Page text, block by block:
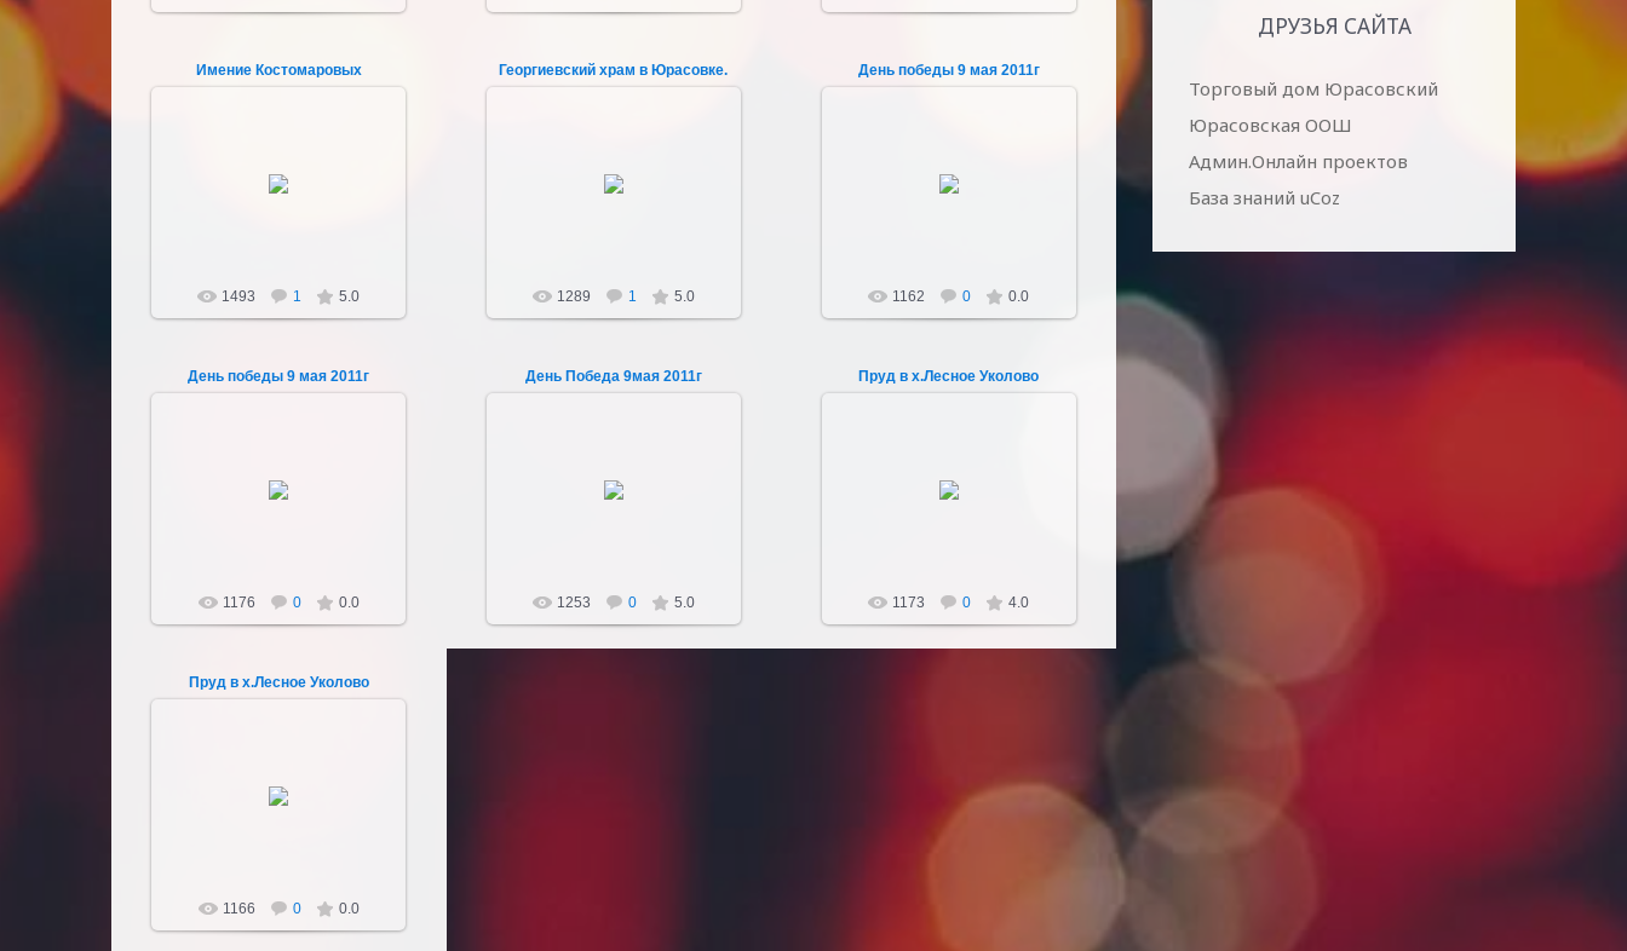
Имение Костомаровых
Имение Костомаровых не
сохранилось.
1493 1 5.0
Георгиевский храм в Юрасовке.
Храм не сохранился.
1289 1 5.0
День победы 9 мая 2011г
1162 0 0.0
День победы 9 мая 2011г
1176 0 0.0
День Победа 9мая 2011г
1253 0 5.0
Пруд в х.Лесное Уколово
х.Лесное Уколово
1173 0 4.0
Пруд в х.Лесное Уколово
х.Лесное Уколово
1166 0 0.0
ДРУЗЬЯ САЙТА
Торговый дом Юрасовский
Юрасовская ООШ
Админ.Онлайн проектов
База знаний uCoz